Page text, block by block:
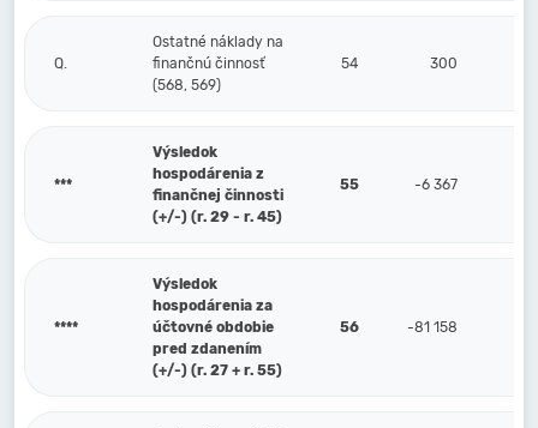
Q.
Ostatné náklady na
finančnú činnosť
(568, 569)
54 300
***
Výsledok
hospodárenia z
finančnej činnosti
(+/-) (r. 29 - r. 45)
55 -6 367
****
Výsledok
hospodárenia za
účtovné obdobie
pred zdanením
(+/-) (r. 27 + r. 55)
56 -81 158